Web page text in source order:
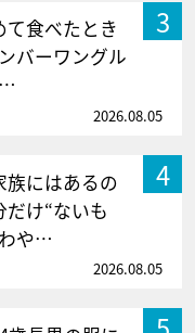
3
て食べたとき
バーワングル
2026.08.05
4
族にはあるの
け“ないも
や…
2026.08.05